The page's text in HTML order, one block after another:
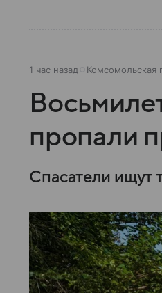
1 час назад Комсомольская
пропали
Спасатели ищут